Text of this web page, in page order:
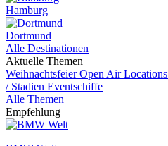
Hamburg
Dortmund
Alle Destinationen
Aktuelle Themen
WeihnachtsfeierOpen Air Locations
/ Stadien Eventschiffe
Alle Themen
Empfehlung